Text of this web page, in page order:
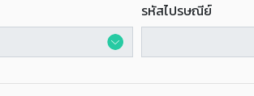
รหัสไปรษณีย์